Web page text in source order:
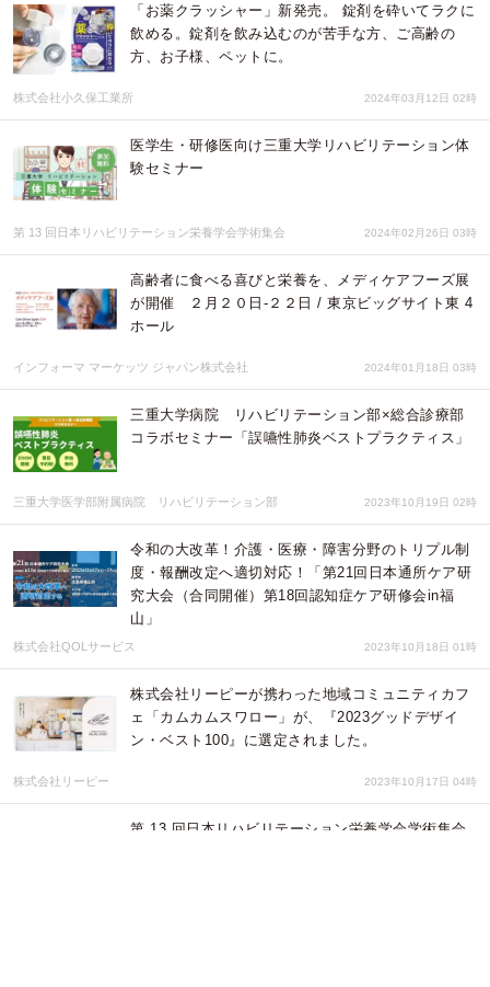
「お薬クラッシャー」新発売。 錠剤を砕いてラクに
飲める。錠剤を飲み込むのが苦手な方、ご高齢の
方、お子様、ペットに。
株式会社小久保工業所 2024年03月12日 02時
医学生・研修医向け三重大学リハビリテーション体
験セミナー
第 13 回日本リハビリテーション栄養学会学術集会 2024年02月26日 03時
⾼齢者に⾷べる喜びと栄養を、メディケアフーズ展
が開催 ２⽉２０⽇-２２⽇ / 東京ビッグサイト東 4
ホール
インフォーマ マーケッツ ジャパン株式会社 2024年01月18日 03時
三重大学病院 リハビリテーション部×総合診療部
コラボセミナー「誤嚥性肺炎ベストプラクティス」
三重大学医学部附属病院 リハビリテーション部 2023年10月19日 02時
令和の大改革！介護・医療・障害分野のトリプル制
度・報酬改定へ適切対応！「第21回日本通所ケア研
究大会（合同開催）第18回認知症ケア研修会in福
山」
株式会社QOLサービス 2023年10月18日 01時
株式会社リーピーが携わった地域コミュニティカフ
ェ「カムカムスワロー」が、『2023グッドデザイ
ン・ベスト100』に選定されました。
株式会社リーピー 2023年10月17日 04時
第 13 回日本リハビリテーション栄養学会学術集会